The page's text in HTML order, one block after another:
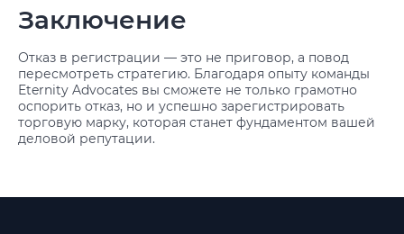
Заключение
Отказ в регистрации — это не приговор, а повод
пересмотреть стратегию. Благодаря опыту команды
Eternity Advocates вы сможете не только грамотно
оспорить отказ, но и успешно зарегистрировать
торговую марку, которая станет фундаментом вашей
деловой репутации.